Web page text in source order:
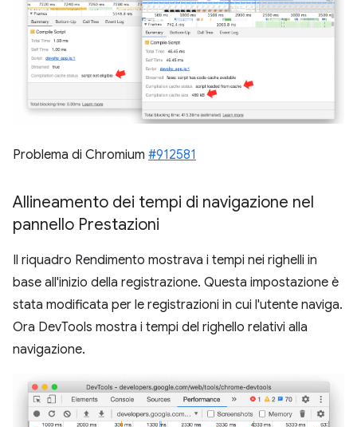
Problema di Chromium #912581
Allineamento dei tempi di navigazione nel
pannello Prestazioni
Il riquadro Rendimento mostrava i tempi nei righelli in
base all'inizio della registrazione. Questa impostazione è
stata modificata per le registrazioni in cui l'utente naviga.
Ora DevTools mostra i tempi del righello relativi alla
navigazione.